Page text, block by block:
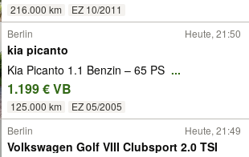
216.000 km EZ 10/2011
Berlin Heute, 21:50
kia picanto
Kia Picanto 1.1 Benzin – 65 PS ...
1.199 € VB
125.000 km EZ 05/2005
Berlin Heute, 21:49
Volkswagen Golf VIII Clubsport 2.0 TSI